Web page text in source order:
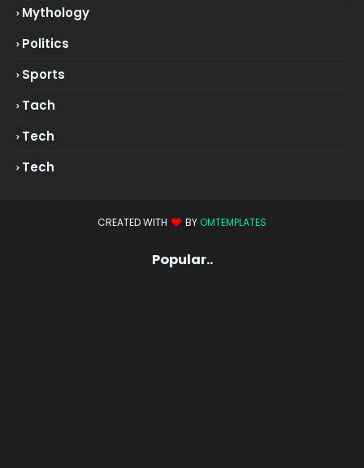
Mythology
Politics
Sports
Tach
Tech
Tech
CREATED WITH BY OMTEMPLATES
Popular..